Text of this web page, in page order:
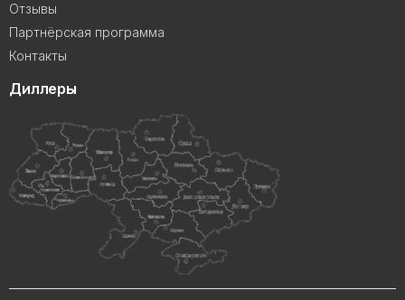
Отзывы
Партнёрская программа
Контакты
Диллеры